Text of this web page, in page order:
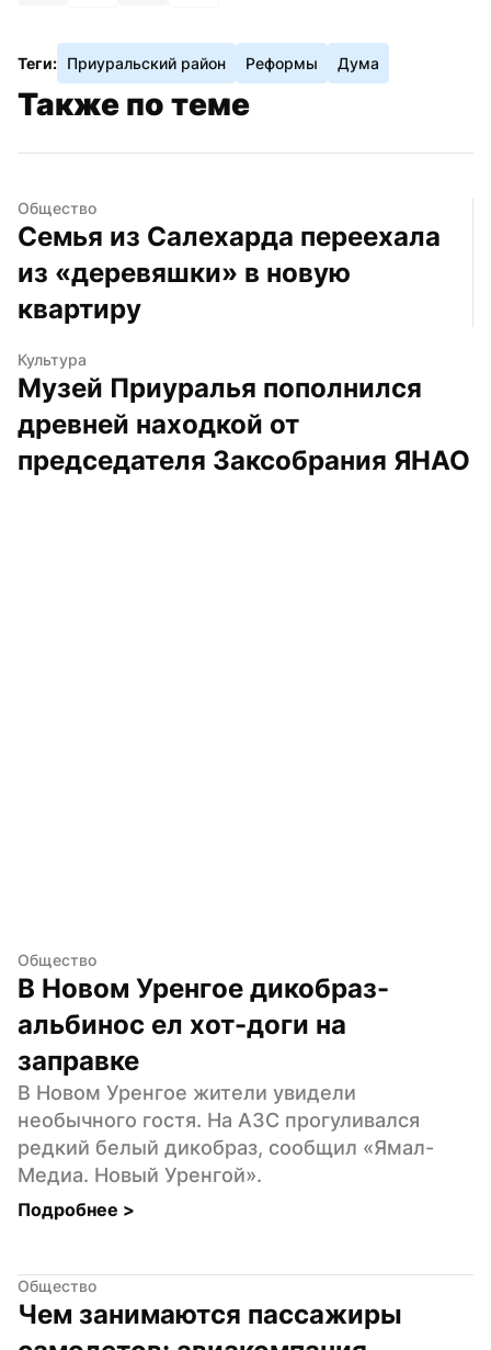
Теги: Приуральский район Реформы Дума
Также по теме
Общество
Семья из Салехарда переехала
из «деревяшки» в новую
квартиру
Культура
Музей Приуралья пополнился
древней находкой от
председателя Заксобрания ЯНАО
Общество
В Новом Уренгое дикобраз-
альбинос ел хот-доги на
заправке
В Новом Уренгое жители увидели
необычного гостя. На АЗС прогуливался
редкий белый дикобраз, сообщил «Ямал-
Медиа. Новый Уренгой».
Подробнее >
Общество
Чем занимаются пассажиры